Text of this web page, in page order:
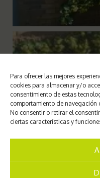
Para ofrecer las mejores
cookies para almacenar y/o
consentimiento de estas
comportamiento de navegación
No consentir o retirar el
ciertas características y